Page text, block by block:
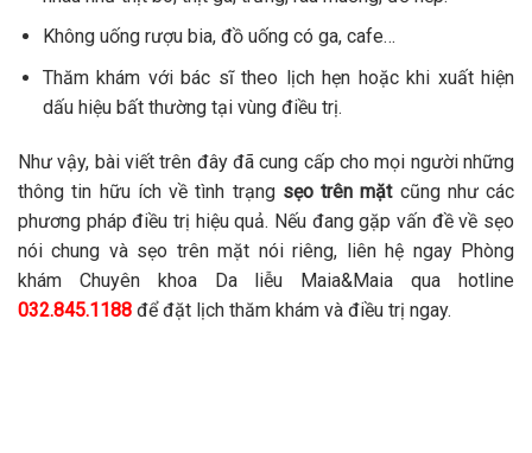
Không uống rượu bia, đồ uống có ga, cafe…
Thăm khám với bác sĩ theo lịch hẹn hoặc khi xuất hiện
dấu hiệu bất thường tại vùng điều trị.
Như vậy, bài viết trên đây đã cung cấp cho mọi người những
thông tin hữu ích về tình trạng sẹo trên mặt cũng như các
phương pháp điều trị hiệu quả. Nếu đang gặp vấn đề về sẹo
nói chung và sẹo trên mặt nói riêng, liên hệ ngay Phòng
khám Chuyên khoa Da liễu Maia&Maia qua hotline
032.845.1188 để đặt lịch thăm khám và điều trị ngay.